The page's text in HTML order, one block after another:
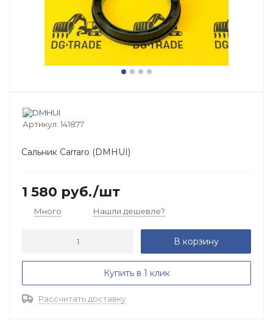
Артикул: 141877
Сальник Carraro (DMHUI)
1 580 руб./шт
Много Нашли дешевле?
В корзину
Купить в 1 клик
Рассчитать доставку